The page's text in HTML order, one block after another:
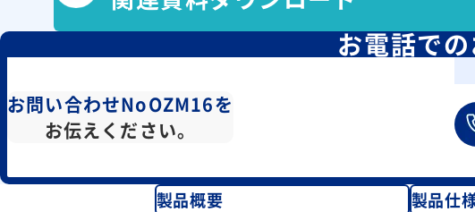
お電話での
お問い合わせNoOZM16を
お伝えください。
製品概要 製品仕